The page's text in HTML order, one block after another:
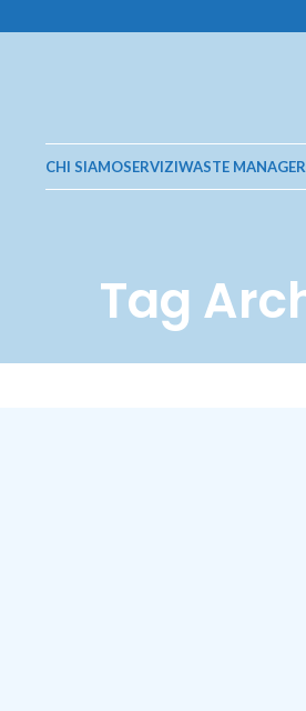
CHI SIAMOSERVIZIWASTE MANAGER
Tag